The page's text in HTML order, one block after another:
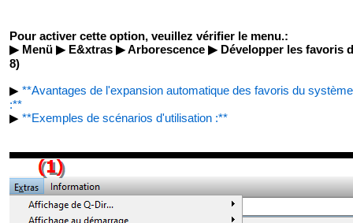
Pour activer cette option, veuillez vérifier le menu.:
▶ Menü ▶ E&xtras ▶ Arborescence ▶ Développer les favoris
8)
▶ **Avantages de l'expansion automatique des favoris du
:**
▶ **Exemples de scénarios d'utilisation :**